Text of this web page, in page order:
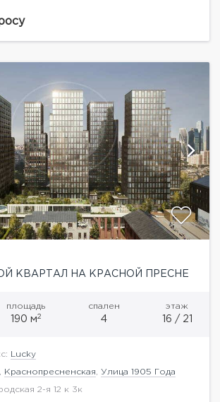
Пресненском районе, всего в
КВАРТАЛ НА КРАСНОЙ ПРЕСНЕ
площадь
190 м2
спален
4
этаж
16 / 21
Lucky
Краснопресненская Улица 1905 Года
2-я 12 к 3к